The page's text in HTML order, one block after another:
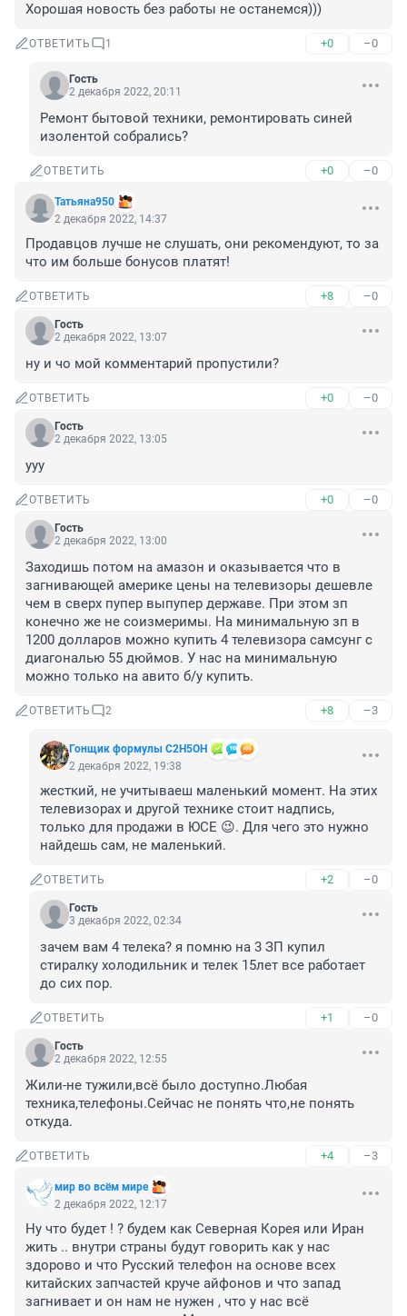
Хорошая новость без работы не останемся)))
ОТВЕТИТЬ 1 +0 –0
Гость
2 декабря 2022, 20:11
Ремонт бытовой техники, ремонтировать синей
изолентой собрались?
ОТВЕТИТЬ +0 –0
Татьяна950
2 декабря 2022, 14:37
Продавцов лучше не слушать, они рекомендуют, то за
что им больше бонусов платят!
ОТВЕТИТЬ +8 –0
Гость
2 декабря 2022, 13:07
ну и чо мой комментарий пропустили?
ОТВЕТИТЬ +0 –0
Гость
2 декабря 2022, 13:05
ууу
ОТВЕТИТЬ +0 –0
Гость
2 декабря 2022, 13:00
Заходишь потом на амазон и оказывается что в
загнивающей америке цены на телевизоры дешевле
чем в сверх пупер выпупер державе. При этом зп
конечно же не соизмеримы. На минимальную зп в
1200 долларов можно купить 4 телевизора самсунг с
диагональю 55 дюймов. У нас на минимальную
можно только на авито б/у купить.
ОТВЕТИТЬ 2 +8 –3
Гонщик формулы C2H5OH
2 декабря 2022, 19:38
жесткий, не учитываеш маленький момент. На этих
телевизорах и другой технике стоит надпись,
только для продажи в ЮСЕ 😉. Для чего это нужно
найдешь сам, не маленький.
ОТВЕТИТЬ +2 –0
Гость
3 декабря 2022, 02:34
зачем вам 4 телека? я помню на 3 ЗП купил
стиралку холодильник и телек 15лет все работает
до сих пор.
ОТВЕТИТЬ +1 –0
Гость
2 декабря 2022, 12:55
Жили-не тужили,всё было доступно.Любая
техника,телефоны.Сейчас не понять что,не понять
откуда.
ОТВЕТИТЬ +4 –3
мир во всём мире
2 декабря 2022, 12:17
Ну что будет ! ? будем как Северная Корея или Иран
жить .. внутри страны будут говорить как у нас
здорово и что Русский телефон на основе всех
китайских запчастей круче айфонов и что запад
загнивает и он нам не нужен , что у нас всё